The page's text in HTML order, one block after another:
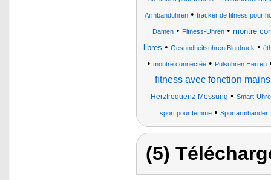
Armbanduhren • tracker de fitness pour
Damen• Fitness-Uhren• montre
libres • Gesundheitsuhren Blutdruck •
• montre connectée • Pulsuhren Herren
fitness avec fonction
Herzfrequenz-Messung • Smart-
sport pour femme• Sportarmbänder
(5)